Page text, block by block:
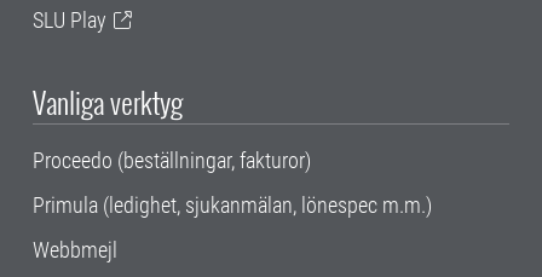
SLU Play
Vanliga verktyg
Proceedo (beställningar, fakturor)
Primula (ledighet, sjukanmälan, lönespec m.m.)
Webbmejl